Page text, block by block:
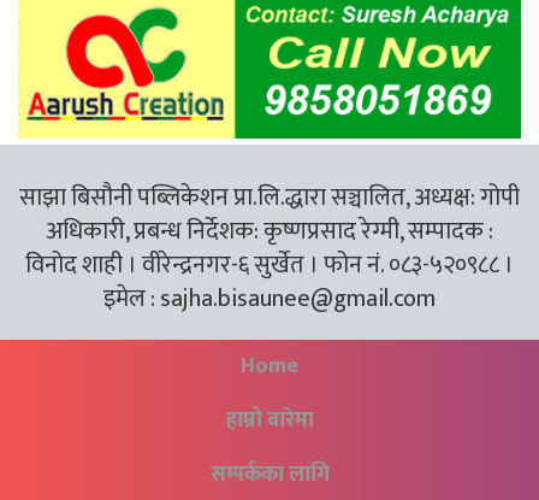
साझा बिसौनी पब्लिकेशन प्रा.लि.द्धारा सञ्चालित, अध्यक्ष: गोपी
अधिकारी, प्रबन्ध निर्देशक: कृष्णप्रसाद रेग्मी, सम्पादक :
विनोद शाही । वीरेन्द्रनगर-६ सुर्खेत । फोन नं. ०८३-५२०९८८ ।
इमेल :sajha.bisaunee@gmail.com
Home
हाम्रो बारेमा
सम्पर्कका लागि